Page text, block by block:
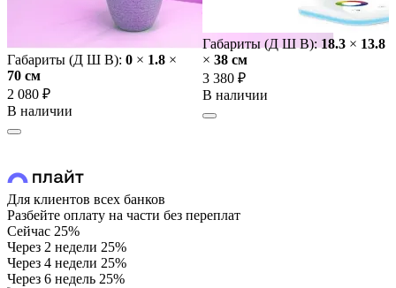
Габариты (Д Ш В): 0 × 1.8 ×
70 cм
2 080 ₽
В наличии
Габариты (Д Ш В):18.3 × 13.8
× 38 cм
3 380 ₽
В наличии
Для клиентов всех банков
Разбейте оплату на части без переплат
Сейчас 25%
Через 2 недели 25%
Через 4 недели 25%
Через 6 недель 25%